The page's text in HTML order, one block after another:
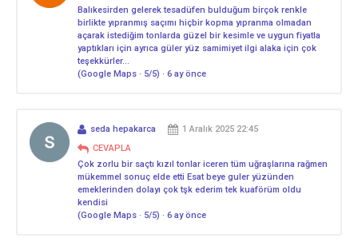
Balıkesirden gelerek tesadüfen bulduğum birçok renkle
birlikte yıpranmış saçımı hiçbir kopma yıpranma olmadan
açarak istediğim tonlarda güzel bir kesimle ve uygun fiyatla
yaptıkları için ayrıca güler yüz samimiyet ilgi alaka için çok
teşekkürler…
(Google Maps · 5/5) · 6 ay önce
seda hepakarca
1 Aralık 2025 22:45
CEVAPLA
Çok zorlu bir saçtı kızıl tonlar iceren tüm uğraşlarına rağmen
mükemmel sonuç elde etti Esat beye guler yüzünden
emeklerinden dolayı çok tşk ederim tek kuaförüm oldu
kendisi
(Google Maps · 5/5) · 6 ay önce